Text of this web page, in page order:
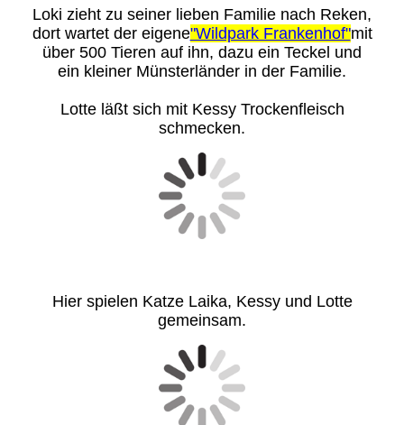
Loki zieht zu seiner lieben Familie nach Reken,
dort wartet der eigene"Wildpark Frankenhof"mit
über 500 Tieren auf ihn, dazu ein Teckel und
ein kleiner Münsterländer in der Familie.
Lotte läßt sich mit Kessy Trockenfleisch
schmecken.
Hier spielen Katze Laika, Kessy und Lotte
gemeinsam.